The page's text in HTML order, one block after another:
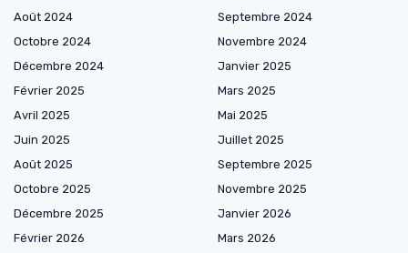
Août 2024
Septembre 2024
Octobre 2024
Novembre 2024
Décembre 2024
Janvier 2025
Février 2025
Mars 2025
Avril 2025
Mai 2025
Juin 2025
Juillet 2025
Août 2025
Septembre 2025
Octobre 2025
Novembre 2025
Décembre 2025
Janvier 2026
Février 2026
Mars 2026